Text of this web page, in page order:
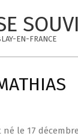
EN-FRANCE
né le 17